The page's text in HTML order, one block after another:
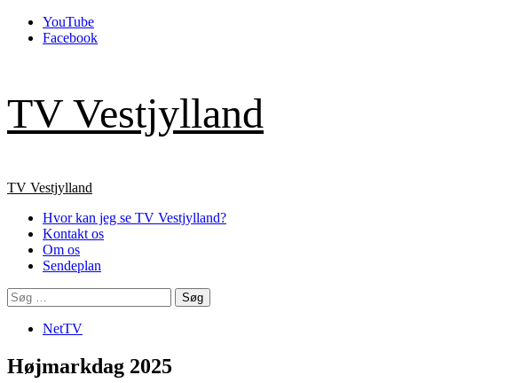
Skip
YouTube
Facebook
TV Vestjylland
Primary
TV Vestjylland
Hvor kan jeg se TV Vestjylland?
Kontakt os
Om os
Sendeplan
Søg
efter:
NetTV
Højmarkdag 2025